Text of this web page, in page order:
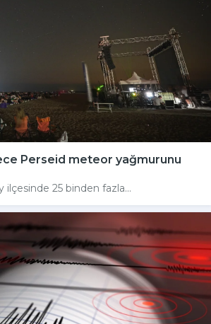
Perseid meteor yağmurunu
ilçesinde 25 binden fazla...